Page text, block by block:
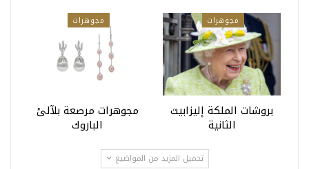
مجوهرات
بروشات الملكة إليزابيث
الثانية
مجوهرات
مجوهرات مرصعة بلآلئ
الباروك
تحميل المزيد من المواضيع